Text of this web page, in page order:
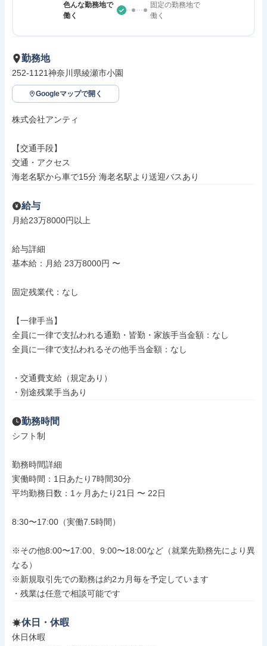
色んな勤務地で
働く
固定の勤務地で
働く
勤務地
252-1121神奈川県綾瀬市小園
Googleマップで開く
株式会社アンティ
【交通手段】
交通・アクセス
海老名駅から車で15分 海老名駅より送迎バスあり
給与
月給23万8000円以上
給与詳細
基本給：月給 23万8000円 〜
固定残業代：なし
【一律手当】
全員に一律で支払われる通勤・皆勤・家族手当金額：なし
全員に一律で支払われるその他手当金額：なし
・交通費支給（規定あり）
・別途残業手当あり
勤務時間
シフト制
勤務時間詳細
実働時間：1日あたり7時間30分
平均勤務日数：1ヶ月あたり21日 〜 22日
8:30〜17:00（実働7.5時間）
※その他8:00〜17:00、9:00〜18:00など（就業先勤務先により異
なる）
※新規取引先での勤務は約2カ月毎を予定しています
・残業は任意で相談可能です
休日・休暇
休日休暇